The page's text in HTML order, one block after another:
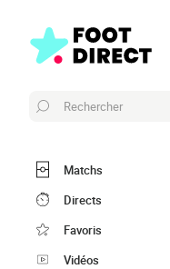
Rechercher
Matchs
Directs
Favoris
Vidéos